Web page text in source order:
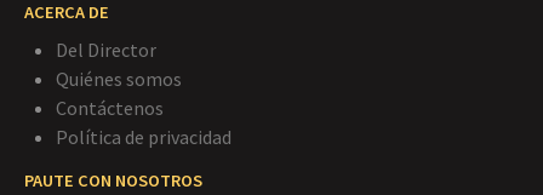
ACERCA DE
Del Director
Quiénes somos
Contáctenos
Política de privacidad
PAUTE CON NOSOTROS